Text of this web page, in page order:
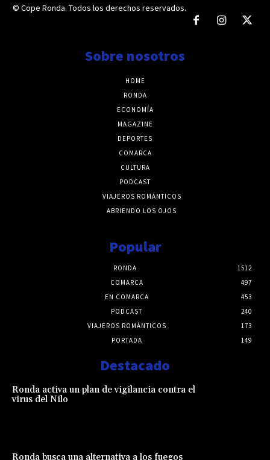
© Cope Ronda. Todos los derechos reservados.
Sobre nosotros
HOME
RONDA
ECONOMÍA
MAGAZINE
DEPORTES
COMARCA
CULTURA
PODCAST
VIAJEROS ROMÁNTICOS
ABRIENDO LOS OJOS
Popular
RONDA
1512
COMARCA
497
EN COMARCA
453
PODCAST
240
VIAJEROS ROMÁNTICOS
173
PORTADA
149
Destacado
Ronda activa un plan de vigilancia contra el
virus del Nilo
Ronda busca una alternativa a los fuegos